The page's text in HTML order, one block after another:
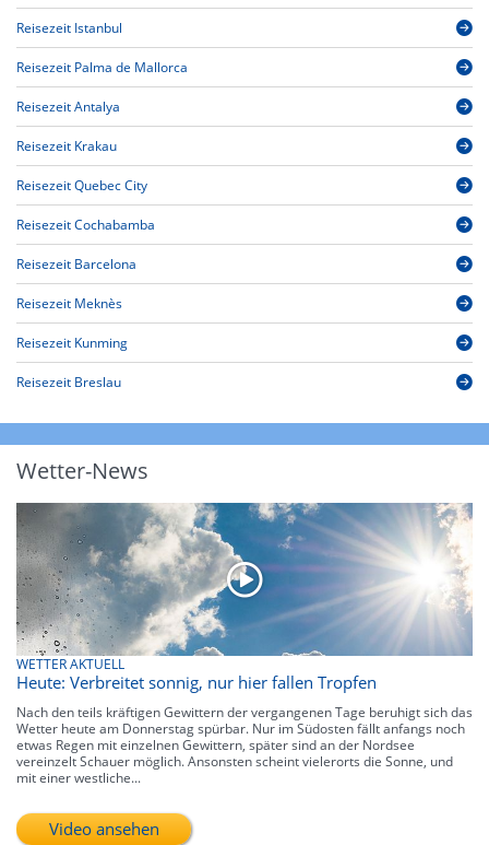
Reisezeit Istanbul
Reisezeit Palma de Mallorca
Reisezeit Antalya
Reisezeit Krakau
Reisezeit Quebec City
Reisezeit Cochabamba
Reisezeit Barcelona
Reisezeit Meknès
Reisezeit Kunming
Reisezeit Breslau
Wetter-News
WETTER AKTUELL
Heute: Verbreitet sonnig, nur hier fallen Tropfen
Nach den teils kräftigen Gewittern der vergangenen Tage beruhigt sich das
Wetter heute am Donnerstag spürbar. Nur im Südosten fällt anfangs noch
etwas Regen mit einzelnen Gewittern, später sind an der Nordsee
vereinzelt Schauer möglich. Ansonsten scheint vielerorts die Sonne, und
mit einer westliche...
Video ansehen